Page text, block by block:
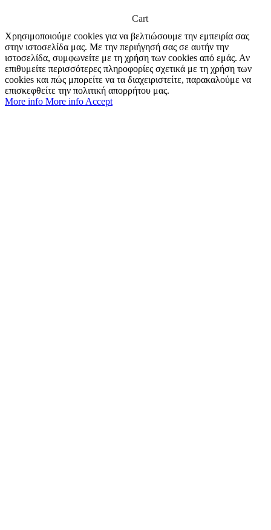
Cart
Χρησιμοποιούμε cookies για να βελτιώσουμε την εμπειρία σας
στην ιστοσελίδα μας. Με την περιήγησή σας σε αυτήν την
ιστοσελίδα, συμφωνείτε με τη χρήση των cookies από εμάς. Αν
επιθυμείτε περισσότερες πληροφορίες σχετικά με τη χρήση των
cookies και πώς μπορείτε να τα διαχειριστείτε, παρακαλούμε να
επισκεφθείτε την πολιτική απορρήτου μας.
More info More info Accept